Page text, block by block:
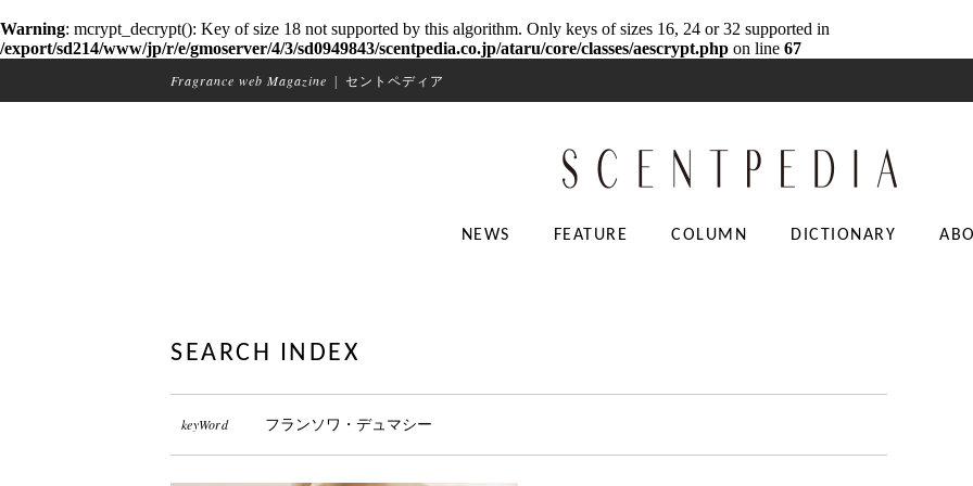
Warning: mcrypt_decrypt(): Key of size 18 not supported by this algorithm. Only keys of sizes 16, 24 or 32 supported in
/export/sd214/www/jp/r/e/gmoserver/4/3/sd0949843/scentpedia.co.jp/ataru/core/classes/aescrypt.php on line 67
Fragrance web Magazine セントペディア
NEWS FEATURE COLUMN DICTIONARY
SEARCH INDEX
keyWord フランソワ・デュマシー